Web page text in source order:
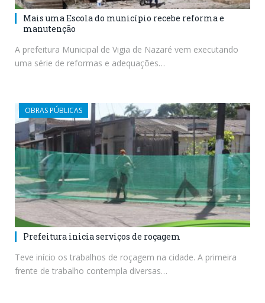
Mais uma Escola do município recebe reforma e
manutenção
A prefeitura Municipal de Vigia de Nazaré vem executando
uma série de reformas e adequações…
OBRAS PÚBLICAS
Prefeitura inicia serviços de roçagem
Teve início os trabalhos de roçagem na cidade. A primeira
frente de trabalho contempla diversas…